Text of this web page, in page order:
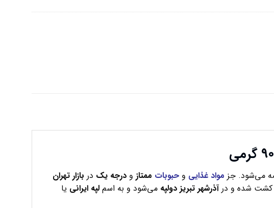
می‌شود. جز مواد غذایی و حبوبات ممتاز و درجه یک در بازار تهران
کشت شده و درآذرشهر تبریز دولپه می‌شود و به اسم لپه ایرانی یا